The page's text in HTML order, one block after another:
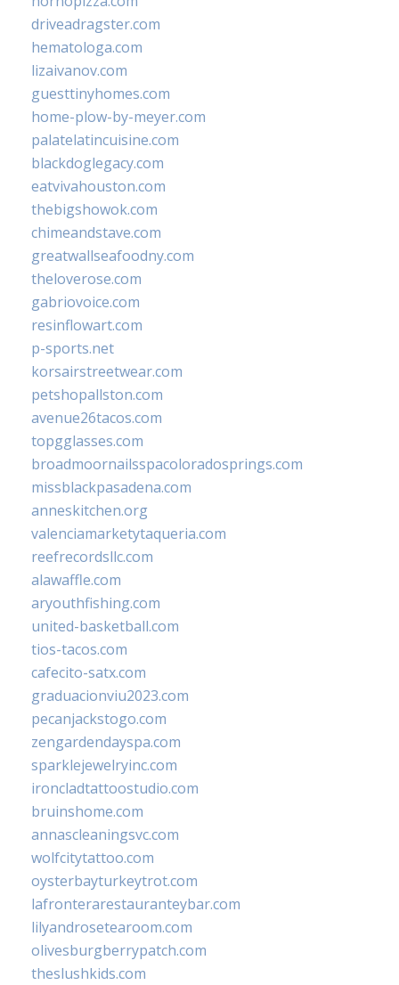
driveadragster.com
hematologa.com
lizaivanov.com
guesttinyhomes.com
home-plow-by-meyer.com
palatelatincuisine.com
blackdoglegacy.com
eatvivahouston.com
thebigshowok.com
chimeandstave.com
greatwallseafoodny.com
theloverose.com
gabriovoice.com
resinflowart.com
p-sports.net
korsairstreetwear.com
petshopallston.com
avenue26tacos.com
topgglasses.com
broadmoornailsspacoloradosprings.com
missblackpasadena.com
anneskitchen.org
valenciamarketytaqueria.com
reefrecordsllc.com
alawaffle.com
aryouthfishing.com
united-basketball.com
tios-tacos.com
cafecito-satx.com
graduacionviu2023.com
pecanjackstogo.com
zengardendayspa.com
sparklejewelryinc.com
ironcladtattoostudio.com
bruinshome.com
annascleaningsvc.com
wolfcitytattoo.com
oysterbayturkeytrot.com
lafronterarestauranteybar.com
lilyandrosetearoom.com
olivesburgberrypatch.com
theslushkids.com